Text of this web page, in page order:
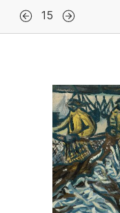
15